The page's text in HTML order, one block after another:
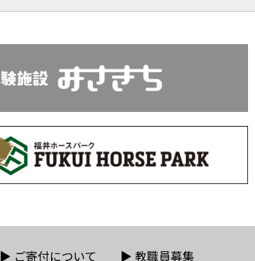
▶ ご寄付について ▶ 教職員募集